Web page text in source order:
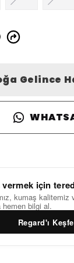
Gelince
için
kumaş
hemen bilgi al.
Regard'ı